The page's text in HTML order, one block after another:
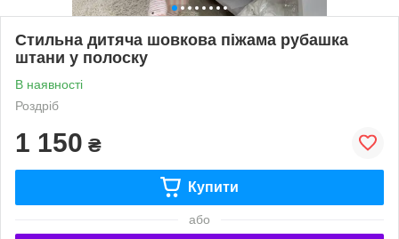
Стильна дитяча шовкова піжама рубашка
штани у полоску
В наявності
Роздріб
1 150 ₴
Купити
або